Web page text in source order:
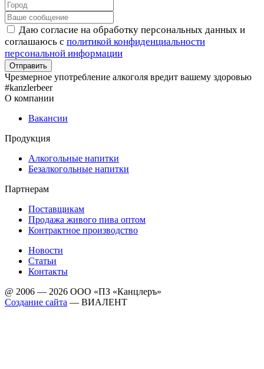
Даю согласие на обработку персональных данных и
соглашаюсь с политикой конфиденциальности
персональной информации
Чрезмерное употребление алкоголя вредит вашему здоровью
#kanzlerbeer
О компании
Вакансии
Продукция
Алкогольные напитки
Безалкогольные напитки
Партнерам
Поставщикам
Продажа живого пива оптом
Контрактное производство
Новости
Статьи
Контакты
@ 2006 — 2026 ООО «ПЗ «Канцлеръ»
Создание сайта — ВИАЛЕНТ